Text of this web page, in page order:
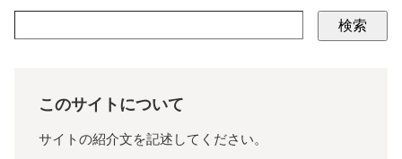
検索
このサイトについて
サイトの紹介文を記述してください。